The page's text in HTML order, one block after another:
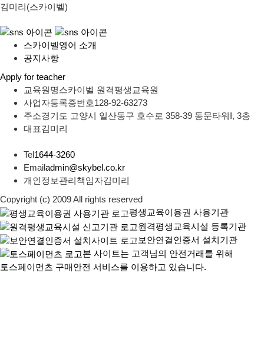
김미리(스카이벨)
스카이벨영어 소개
공지사항
Apply for teacher
교육원명스카이벨 원격평생교육원
사업자등록증번호128-92-63273
주소경기도 고양시 일산동구 호수로 358-39 동문타워I, 3층
대표김미리
Tel 1644-3260
Emailadmin@skybel.co.kr
개인정보관리책임자김미리
Copyright (c) 2009 All rights reserved
평생교육이용권 사용기관
원격평생교육시설 등록기관
보안연결인증서 설치기관
본 사이트는 고객님의 안전거래를 위해
토스페이먼츠 구매안전 서비스를 이용하고 있습니다.